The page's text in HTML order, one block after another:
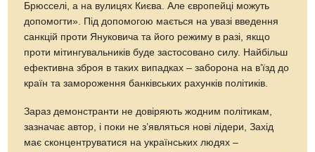
Брюсселі, а на вулицях Києва. Але європейці можуть
допомогти». Під допомогою мається на увазі введення
санкцій проти Януковича та його режиму в разі, якщо
проти мітингувальників буде застосовано силу. Найбільш
ефективна зброя в таких випадках – заборона на в’їзд до
країн та замороження банківських рахунків політиків.
Зараз демонстранти не довіряють жодним політикам,
зазначає автор, і поки не з’являться нові лідери, Захід
має сконцентруватися на українських людях –